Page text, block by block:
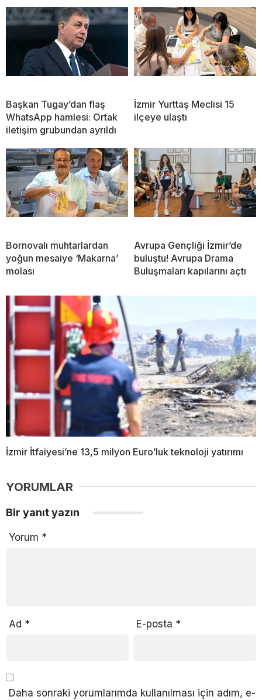
Başkan Tugay’dan flaş
WhatsApp hamlesi: Ortak
iletişim grubundan ayrıldı
İzmir Yurttaş Meclisi 15
ilçeye ulaştı
Bornovalı muhtarlardan
yoğun mesaiye ‘Makarna’
molası
Avrupa Gençliği İzmir’de
buluştu! Avrupa Drama
Buluşmaları kapılarını açtı
İzmir İtfaiyesi’ne 13,5 milyon Euro’luk teknoloji yatırımı
YORUMLAR
Bir yanıt yazın
Yorum *
Ad * E-posta *
Daha sonraki yorumlarımda kullanılması için adım, e-